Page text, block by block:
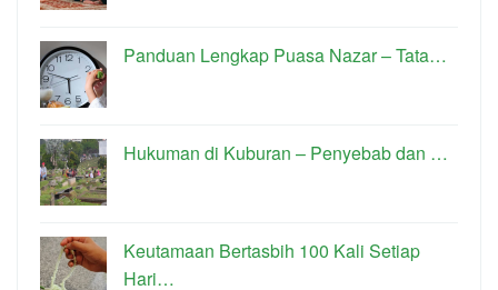
Panduan Lengkap Puasa Nazar – Tata…
Hukuman di Kuburan – Penyebab dan …
Keutamaan Bertasbih 100 Kali Setiap
Hari…